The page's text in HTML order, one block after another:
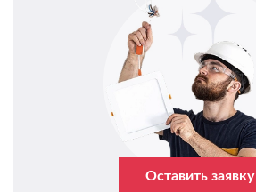
Оставить заявку